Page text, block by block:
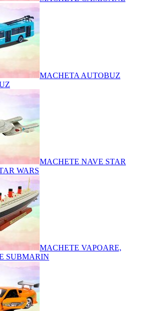
MACHETA AUTOBUZ
MACHETE NAVE STAR
WARS
MACHETE VAPOARE,
SUBMARIN